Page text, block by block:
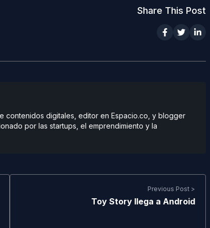
Share This Post
contenidos digitales, editor en Espacio.co, y blogger
por las startups, el emprendimiento y la
Previous Post >
Toy Story llega a Android